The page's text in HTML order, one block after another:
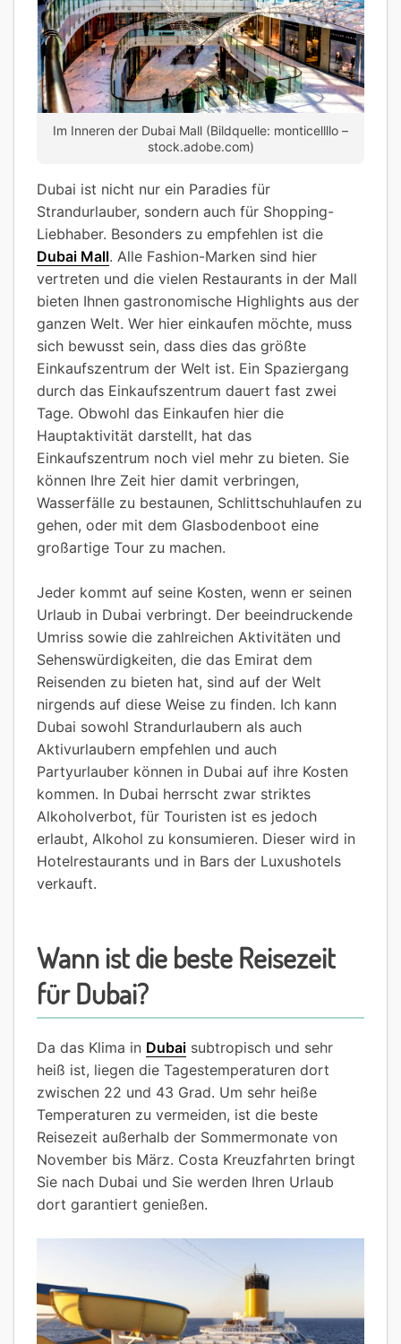
Im Inneren der Dubai Mall (Bildquelle: monticellllo –
stock.adobe.com)
Dubai ist nicht nur ein Paradies für
Strandurlauber, sondern auch für Shopping-
Liebhaber. Besonders zu empfehlen ist die
Dubai Mall. Alle Fashion-Marken sind hier
vertreten und die vielen Restaurants in der Mall
bieten Ihnen gastronomische Highlights aus der
ganzen Welt. Wer hier einkaufen möchte, muss
sich bewusst sein, dass dies das größte
Einkaufszentrum der Welt ist. Ein Spaziergang
durch das Einkaufszentrum dauert fast zwei
Tage. Obwohl das Einkaufen hier die
Hauptaktivität darstellt, hat das
Einkaufszentrum noch viel mehr zu bieten. Sie
können Ihre Zeit hier damit verbringen,
Wasserfälle zu bestaunen, Schlittschuhlaufen zu
gehen, oder mit dem Glasbodenboot eine
großartige Tour zu machen.
Jeder kommt auf seine Kosten, wenn er seinen
Urlaub in Dubai verbringt. Der beeindruckende
Umriss sowie die zahlreichen Aktivitäten und
Sehenswürdigkeiten, die das Emirat dem
Reisenden zu bieten hat, sind auf der Welt
nirgends auf diese Weise zu finden. Ich kann
Dubai sowohl Strandurlaubern als auch
Aktivurlaubern empfehlen und auch
Partyurlauber können in Dubai auf ihre Kosten
kommen. In Dubai herrscht zwar striktes
Alkoholverbot, für Touristen ist es jedoch
erlaubt, Alkohol zu konsumieren. Dieser wird in
Hotelrestaurants und in Bars der Luxushotels
verkauft.
Wann ist die beste Reisezeit
für Dubai?
Da das Klima in Dubai subtropisch und sehr
heiß ist, liegen die Tagestemperaturen dort
zwischen 22 und 43 Grad. Um sehr heiße
Temperaturen zu vermeiden, ist die beste
Reisezeit außerhalb der Sommermonate von
November bis März. Costa Kreuzfahrten bringt
Sie nach Dubai und Sie werden Ihren Urlaub
dort garantiert genießen.